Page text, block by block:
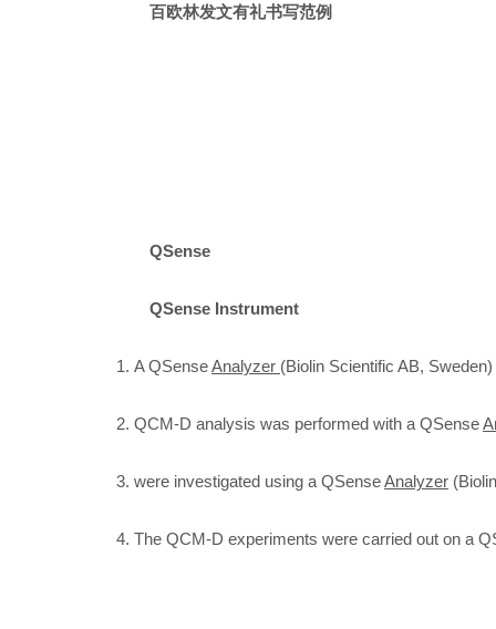
百欧林发文有礼书写范例
QSense
QSense Instrument
1. A QSenseAnalyzer (Biolin Scientific AB,
2. QCM-D analysis was performed with a QSense
3. were investigated using a QSenseAnalyzer
4. The QCM-D experiments were carried out on a